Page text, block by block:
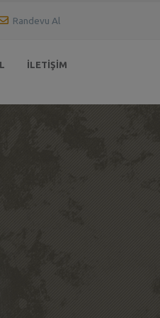
Randevu Al
İLETIŞIM